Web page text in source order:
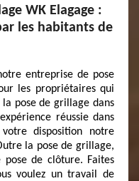
WK Elagage :
les habitants de
entreprise de pose
les propriétaires qui
pose de grillage dans
réussie dans
disposition notre
la pose de grillage,
pose de clôture. Faites
voulez un travail de